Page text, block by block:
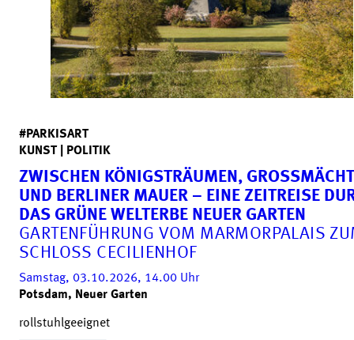
#PARKISART
KUNST | POLITIK
ZWISCHEN KÖNIGSTRÄUMEN,
ND BERLINER MAUER – EINE ZEITREISE
AS GRÜNE WELTERBE NEUER GARTEN
GARTENFÜHRUNG VOM MARMORPALAIS
SCHLOSS CECILIENHOF
Samstag, 03.10.2026, 14.00 Uhr
Potsdam, Neuer Garten
rollstuhlgeeignet